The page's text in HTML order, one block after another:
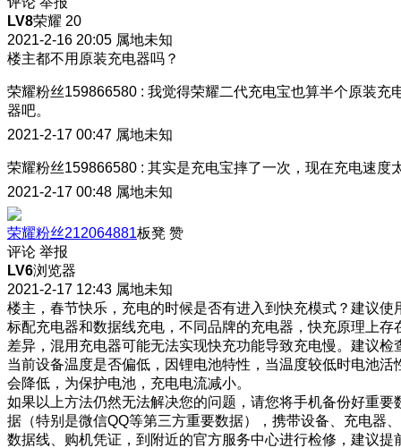
LV8荣耀 20
2021-2-16 20:05 属地未知
楼主都不用原装充电器吗？
荣耀粉丝159866580 : 我觉得荣耀二代充电宝也算半个原装充
器吧。
2021-2-17 00:47 属地未知
荣耀粉丝159866580 : 其实是充电宝摔了一次，现在充电速度
2021-2-17 00:48 属地未知
荣耀粉丝212064881板凳 赞
评论 举报
LV6浏览器
2021-2-17 12:43 属地未知
楼主，春节快乐，充电的时候是否有进入到快充模式？建议使
标配充电器和数据线充电，不同品牌的充电器，快充原理上存
差异，混用充电器可能无法实现快充功能导致充电慢。建议检
当前设备温度是否偏低，因锂电池特性，当温度较低时电池活
会降低，为保护电池，充电电流减小。
如果以上方法仍然无法解决您的问题，请您将手机备份好重要
据（特别是微信QQ等第三方重要数据），携带设备、充电器、
数据线、购机凭证，到附近的官方服务中心进行检修，建议提